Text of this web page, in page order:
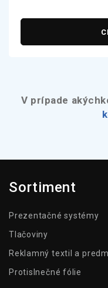
V prípade
Sortiment
Prezentačné systémy
Tlačoviny
Reklamný textil a
Protislnečné fólie